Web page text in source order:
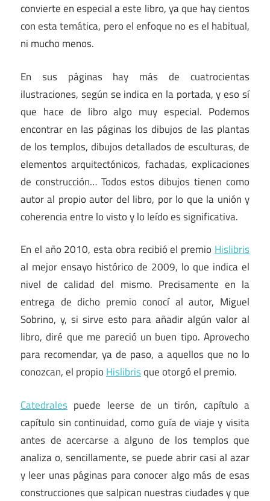
convierte en especial a este libro, ya que hay cientos
con esta temática, pero el enfoque no es el habitual,
ni mucho menos.
En sus páginas hay más de cuatrocientas
ilustraciones, según se indica en la portada, y eso sí
que hace de libro algo muy especial. Podemos
encontrar en las páginas los dibujos de las plantas
de los templos, dibujos detallados de esculturas, de
elementos arquitectónicos, fachadas, explicaciones
de construcción… Todos estos dibujos tienen como
autor al propio autor del libro, por lo que la unión y
coherencia entre lo visto y lo leído es significativa.
En el año 2010, esta obra recibió el premio Hislibris
al mejor ensayo histórico de 2009, lo que indica el
nivel de calidad del mismo. Precisamente en la
entrega de dicho premio conocí al autor, Miguel
Sobrino, y, si sirve esto para añadir algún valor al
libro, diré que me pareció un buen tipo. Aprovecho
para recomendar, ya de paso, a aquellos que no lo
conozcan, el propioHislibrisque otorgó el premio.
Catedrales puede leerse de un tirón, capítulo a
capítulo sin continuidad, como guía de viaje y visita
antes de acercarse a alguno de los templos que
analiza o, sencillamente, se puede abrir casi al azar
y leer unas páginas para conocer algo más de esas
construcciones que salpican nuestras ciudades y que